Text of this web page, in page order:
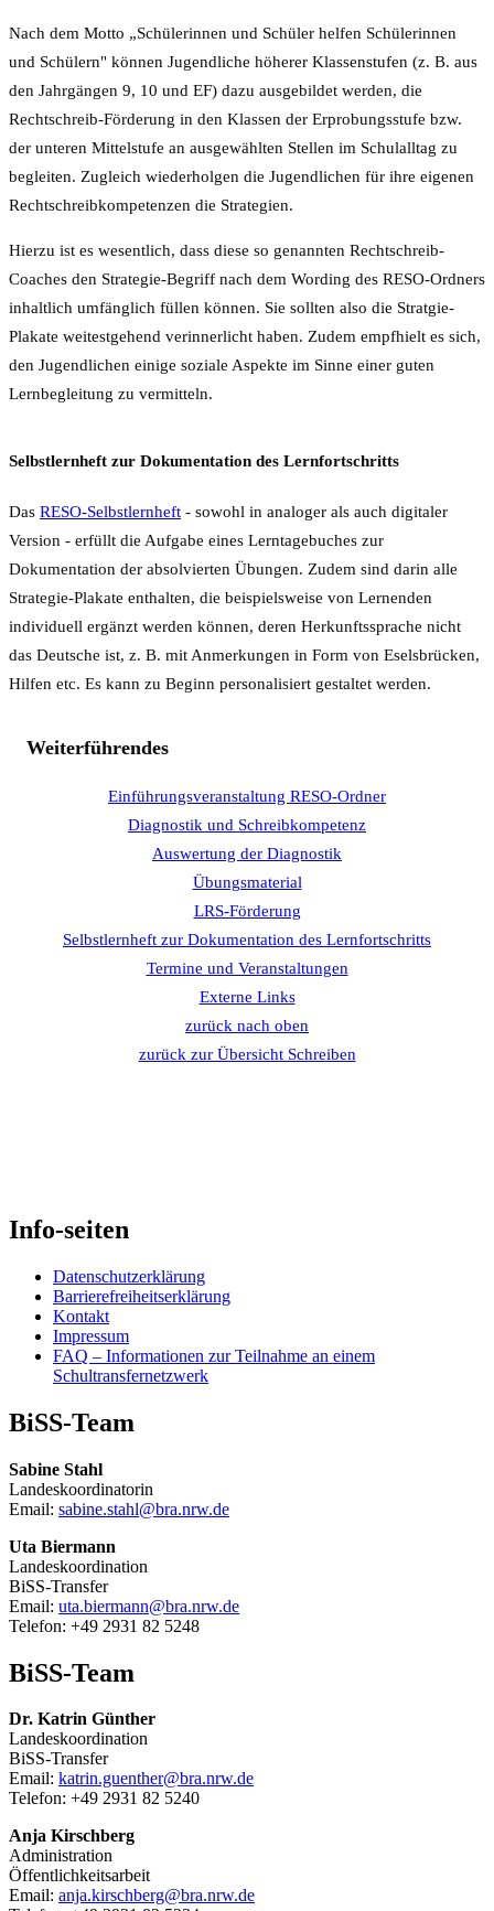
Nach dem Motto „Schülerinnen und Schüler helfen Schülerinnen
und Schülern" können Jugendliche höherer Klassenstufen (z. B. aus
den Jahrgängen 9, 10 und EF) dazu ausgebildet werden, die
Rechtschreib-Förderung in den Klassen der Erprobungsstufe bzw.
der unteren Mittelstufe an ausgewählten Stellen im Schulalltag zu
begleiten. Zugleich wiederholgen die Jugendlichen für ihre eigenen
Rechtschreibkompetenzen die Strategien.
Hierzu ist es wesentlich, dass diese so genannten Rechtschreib-
Coaches den Strategie-Begriff nach dem Wording des RESO-Ordners
inhaltlich umfänglich füllen können. Sie sollten also die Stratgie-
Plakate weitestgehend verinnerlicht haben. Zudem empfhielt es sich,
den Jugendlichen einige soziale Aspekte im Sinne einer guten
Lernbegleitung zu vermitteln.
Selbstlernheft zur Dokumentation des Lernfortschritts
Das RESO-Selbstlernheft - sowohl in analoger als auch digitaler
Version - erfüllt die Aufgabe eines Lerntagebuches zur
Dokumentation der absolvierten Übungen. Zudem sind darin alle
Strategie-Plakate enthalten, die beispielsweise von Lernenden
individuell ergänzt werden können, deren Herkunftssprache nicht
das Deutsche ist, z. B. mit Anmerkungen in Form von Eselsbrücken,
Hilfen etc. Es kann zu Beginn personalisiert gestaltet werden.
Weiterführendes
Einführungsveranstaltung RESO-Ordner
Diagnostik und Schreibkompetenz
Auswertung der Diagnostik
Übungsmaterial
LRS-Förderung
Selbstlernheft zur Dokumentation des Lernfortschritts
Termine und Veranstaltungen
Externe Links
zurück nach oben
zurück zur Übersicht Schreiben
Info-seiten
Datenschutzerklärung
Barrierefreiheitserklärung
Kontakt
Impressum
FAQ – Informationen zur Teilnahme an einem
Schultransfernetzwerk
BiSS-Team
Sabine Stahl
Landeskoordinatorin
Email: sabine.stahl@bra.nrw.de
Uta Biermann
Landeskoordination
BiSS-Transfer
Email: uta.biermann@bra.nrw.de
Telefon: +49 2931 82 5248
BiSS-Team
Dr. Katrin Günther
Landeskoordination
BiSS-Transfer
Email: katrin.guenther@bra.nrw.de
Telefon: +49 2931 82 5240
Anja Kirschberg
Administration
Öffentlichkeitsarbeit
Email: anja.kirschberg@bra.nrw.de